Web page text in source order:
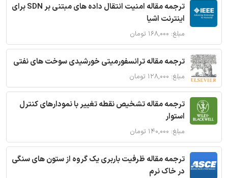
ترجمه مقاله امنیت انتقال داده های مبتنی بر SDN برای
اینترنت اشیا
مبلغ: ۱۶۸,۰۰۰ تومان
ترجمه مقاله ترانسفورمیتی خورشیدی سوخت های نفتی
مبلغ: ۱۲۸,۰۰۰ تومان
ترجمه مقاله تشخیص نقطه تغییر با نمودارهای کنترل
استوار
مبلغ: ۱۴۰,۰۰۰ تومان
ترجمه مقاله ظرفیت باربری یک گروه از ستون های سنگی
در خاک نرم